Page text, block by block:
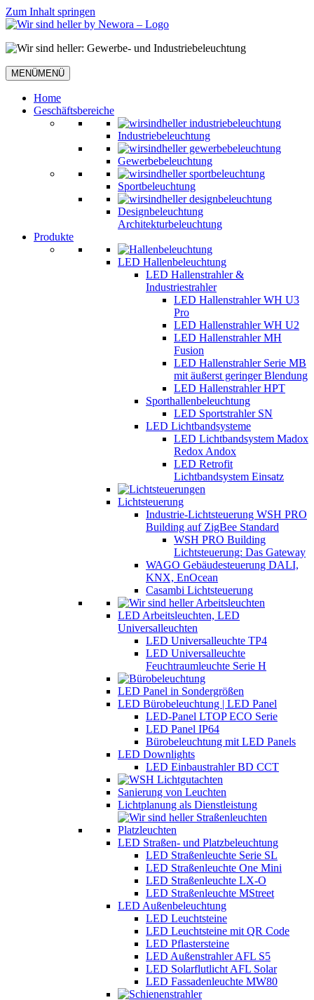
Zum Inhalt springen
MENÜMENÜ
Home
Geschäftsbereiche
Industriebeleuchtung
Gewerbebeleuchtung
Sportbeleuchtung
Designbeleuchtung
Architekturbeleuchtung
Produkte
LED Hallenbeleuchtung
LED Hallenstrahler &
Industriestrahler
LED Hallenstrahler WH U3
Pro
LED Hallenstrahler WH U2
LED Hallenstrahler MH
Fusion
LED Hallenstrahler Serie MB
mit äußerst geringer Blendung
LED Hallenstrahler HPT
Sporthallenbeleuchtung
LED Sportstrahler SN
LED Lichtbandsysteme
LED Lichtbandsystem Madox
Redox Andox
LED Retrofit
Lichtbandsystem Einsatz
Lichtsteuerung
Industrie-Lichtsteuerung WSH PRO
Building auf ZigBee Standard
WSH PRO Building
Lichtsteuerung: Das Gateway
WAGO Gebäudesteuerung DALI,
KNX, EnOcean
Casambi Lichtsteuerung
LED Arbeitsleuchten, LED
Universalleuchten
LED Universalleuchte TP4
LED Universalleuchte
Feuchtraumleuchte Serie H
LED Panel in Sondergrößen
LED Bürobeleuchtung | LED Panel
LED-Panel LTOP ECO Serie
LED Panel IP64
Bürobeleuchtung mit LED Panels
LED Downlights
LED Einbaustrahler BD CCT
Sanierung von Leuchten
Lichtplanung als Dienstleistung
LED Straßen- und Platzbeleuchtung
LED Straßenleuchte Serie SL
LED Straßenleuchte One Mini
LED Straßenleuchte LX-O
LED Straßenleuchte MStreet
LED Außenbeleuchtung
LED Leuchtsteine
LED Leuchtsteine mit QR Code
LED Pflastersteine
LED Außenstrahler AFL S5
LED Solarflutlicht AFL Solar
LED Fassadenleuchte MW80